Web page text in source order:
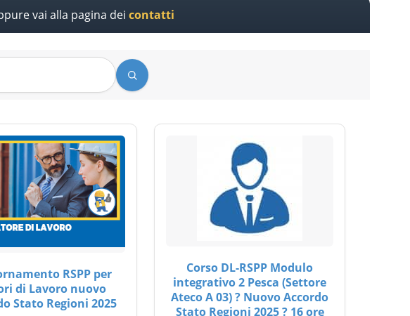
vai alla pagina dei contatti
RSPP per
di Lavoro nuovo
Stato Regioni 2025
Corso DL-RSPP Modulo
integrativo 2 Pesca (Settore
Ateco A 03) ? Nuovo Accordo
Stato Regioni 2025 ? 16 ore